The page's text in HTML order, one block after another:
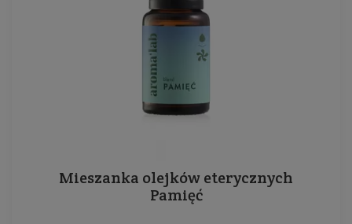
Mieszanka olejków eterycznych
Pamięć